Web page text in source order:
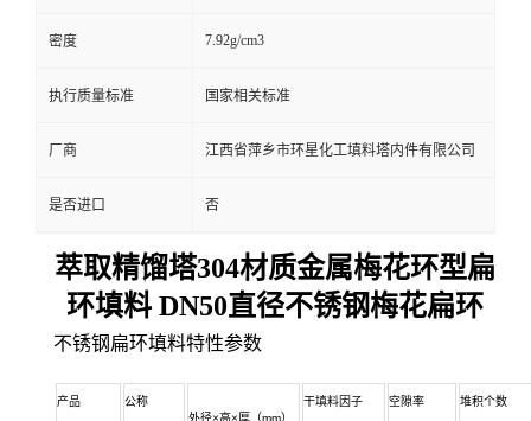
密度 7.92g/cm3
执行质量标准 国家相关标准
厂商 江西省萍乡市环星化工填料塔内件有限公司
是否进口 否
萃取精馏塔304材质金属梅花环型扁
环填料 DN50直径不锈钢梅花扁环
不锈钢扁环填料特性参数
产品 公称
外径×高×厚（mm）
干填料因子 空隙率 堆积个数